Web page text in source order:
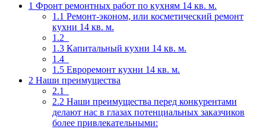
1 Фронт ремонтных работ по кухням 14 кв. м.
1.1 Ремонт-эконом, или косметический ремонт
кухни 14 кв. м.
1.2
1.3 Капитальный кухни 14 кв. м.
1.4
1.5 Евроремонт кухни 14 кв. м.
2 Наши преимущества
2.1
2.2 Наши преимущества перед конкурентами
делают нас в глазах потенциальных заказчиков
более привлекательными: